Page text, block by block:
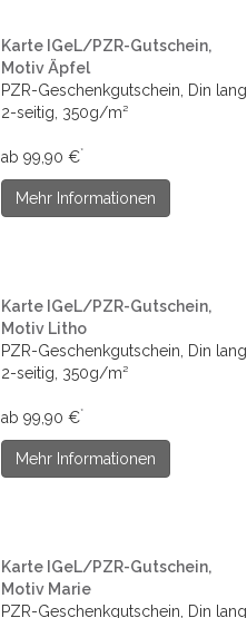
Karte IGeL/PZR-Gutschein,
Motiv Äpfel
PZR-Geschenkgutschein, Din lang,
2-seitig, 350g/m²
ab 99,90 €*
Mehr Informationen
Karte IGeL/PZR-Gutschein,
Motiv Litho
PZR-Geschenkgutschein, Din lang,
2-seitig, 350g/m²
ab 99,90 €*
Mehr Informationen
Karte IGeL/PZR-Gutschein,
Motiv Marie
PZR-Geschenkgutschein, Din lang,